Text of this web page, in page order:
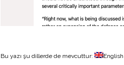
Bu yazı şu dillerde de mevcuttur: English